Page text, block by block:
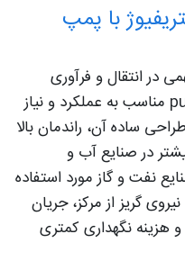
با پمپ
انتقال و فرآوری
سیالات دارند، اما انتخاب نوع pump مناسب به عملکرد و نیاز
ساده آن، راندمان بالا
در صنایع آب و
نفت و گاز مورد استفاده
گریز از مرکز، جریان
هزینه نگهداری کمتری